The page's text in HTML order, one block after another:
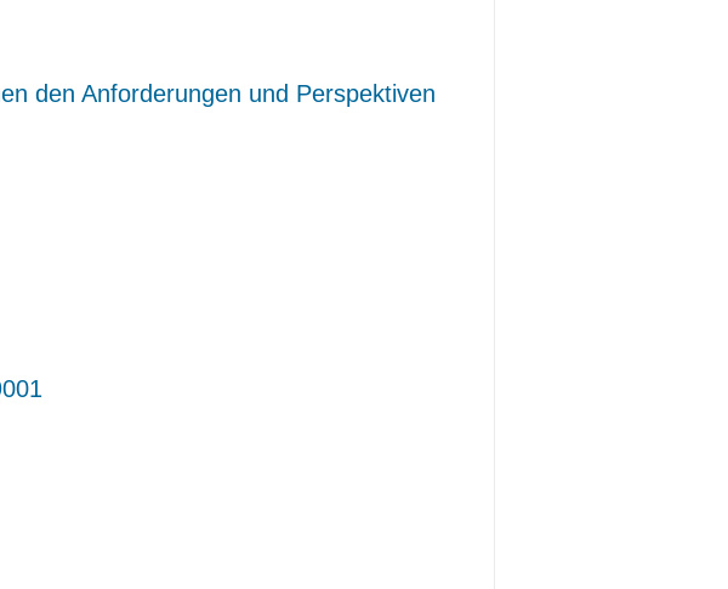
den Anforderungen und Perspektiven